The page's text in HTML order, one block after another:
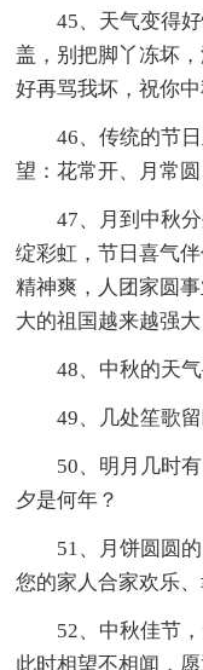
45、天气变得
盖，别把脚丫冻坏
好再骂我坏，祝你中
46、传统的节
望：花常开、月常
47、月到中秋
绽彩虹，节日喜气
精神爽，人团家圆
大的祖国越来越强
48、中秋的天
49、几处笙歌
50、明月几时
夕是何年？
51、月饼圆圆
您的家人合家欢乐、
52、中秋佳节
此时相望不相闻，愿